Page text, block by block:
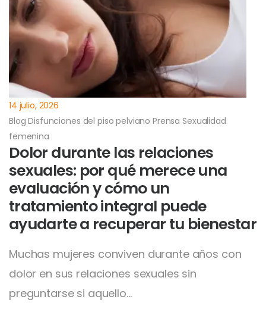
14 julio, 2026
Blog Disfunciones del piso pelviano Prensa Sexualidad
femenina
Dolor durante las relaciones
sexuales: por qué merece una
evaluación y cómo un
tratamiento integral puede
ayudarte a recuperar tu bienestar
Muchas mujeres conviven durante años con
dolor en sus relaciones sexuales sin
preguntarse si aquello…